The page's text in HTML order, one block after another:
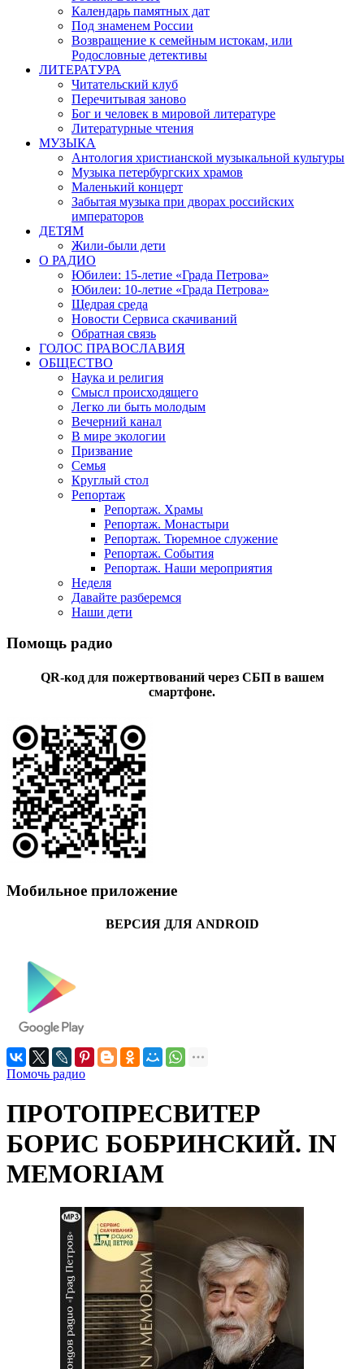
Календарь памятных дат
Под знаменем России
Возвращение к семейным истокам, или
Родословные детективы
ЛИТЕРАТУРА
Читательский клуб
Перечитывая заново
Бог и человек в мировой литературе
Литературные чтения
МУЗЫКА
Антология христианской музыкальной культуры
Музыка петербургских храмов
Маленький концерт
Забытая музыка при дворах российских
императоров
ДЕТЯМ
Жили-были дети
О РАДИО
Юбилеи: 15-летие «Града Петрова»
Юбилеи: 10-летие «Града Петрова»
Щедрая среда
Новости Сервиса скачиваний
Обратная связь
ГОЛОС ПРАВОСЛАВИЯ
ОБЩЕСТВО
Наука и религия
Смысл происходящего
Легко ли быть молодым
Вечерний канал
В мире экологии
Призвание
Семья
Круглый стол
Репортаж
Репортаж. Храмы
Репортаж. Монастыри
Репортаж. Тюремное служение
Репортаж. События
Репортаж. Наши мероприятия
Неделя
Давайте разберемся
Наши дети
Помощь радио
QR-код для пожертвований через СБП в вашем
смартфоне.
Мобильное приложение
ВЕРСИЯ ДЛЯ ANDROID
Помочь радио
ПРОТОПРЕСВИТЕР
БОРИС БОБРИНСКИЙ. IN
MEMORIAM